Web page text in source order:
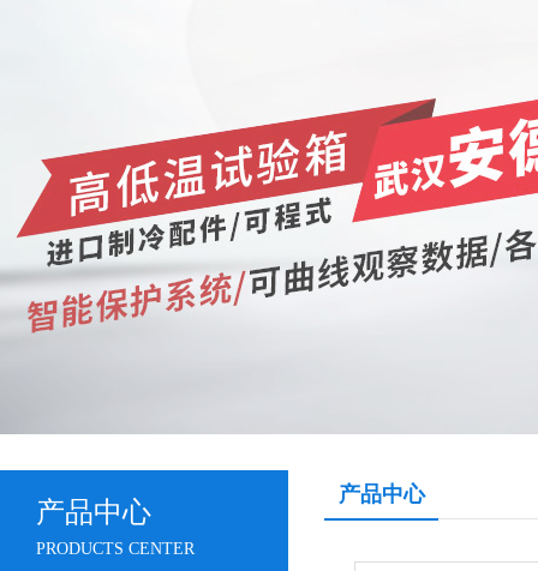
产品中心
PRODUCTS CENTER
产品中心